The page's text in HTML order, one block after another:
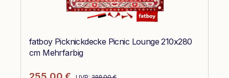
fatboy Picknickdecke Picnic Lounge 210x280
cm Mehrfarbig
Verkaufspreis:Regulärer Preis: